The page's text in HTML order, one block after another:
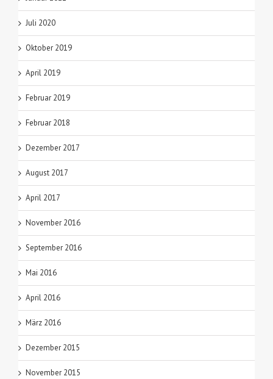
Juli 2020
Oktober 2019
April 2019
Februar 2019
Februar 2018
Dezember 2017
August 2017
April 2017
November 2016
September 2016
Mai 2016
April 2016
März 2016
Dezember 2015
November 2015